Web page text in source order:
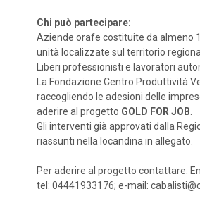
Chi può partecipare:
Aziende orafe costituite da almeno
unità localizzate sul territorio
Liberi professionisti e lavoratori
La Fondazione Centro Produttività
raccogliendo le adesioni delle
aderire al progetto GOLD FOR JOB.
Gli interventi già approvati dalla
riassunti nella locandina in allegato.
Per aderire al progetto contattare:
tel: 04441933176; e-mail: